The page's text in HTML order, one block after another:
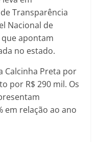
Transparência
Nacional de
que apontam
no estado.
Calcinha Preta por
por R$ 290 mil. Os
em relação ao ano